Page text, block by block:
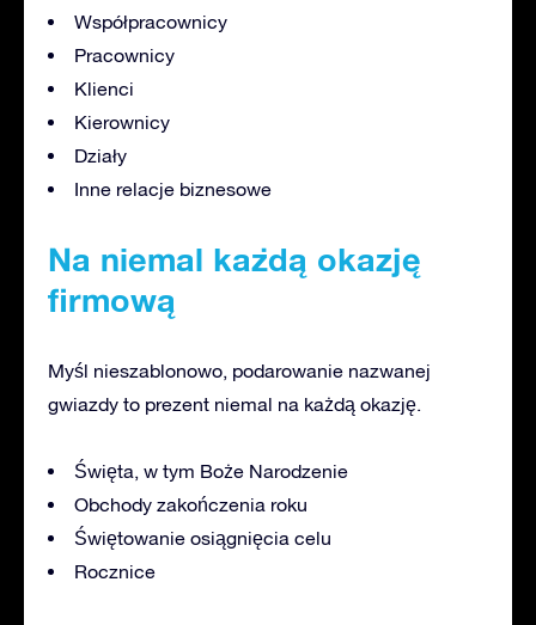
Współpracownicy
Pracownicy
Klienci
Kierownicy
Działy
Inne relacje biznesowe
Na niemal każdą okazję
firmową
Myśl nieszablonowo, podarowanie nazwanej
gwiazdy to prezent niemal na każdą okazję.
Święta, w tym Boże Narodzenie
Obchody zakończenia roku
Świętowanie osiągnięcia celu
Rocznice